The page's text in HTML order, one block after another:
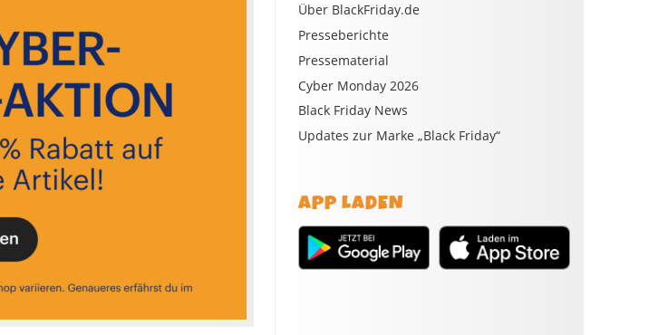
Über BlackFriday.de
Presseberichte
Pressematerial
Cyber Monday 2026
Black Friday News
Updates zur Marke „Black Friday“
APP LADEN